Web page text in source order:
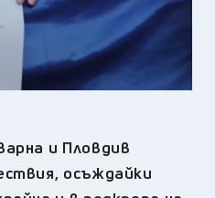
и Пловдив
осъждайки